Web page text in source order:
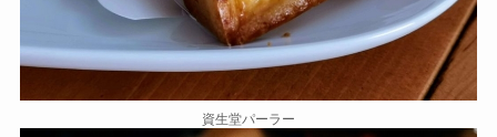
資生堂パーラー